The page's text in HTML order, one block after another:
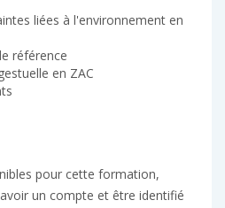
liées à l'environnement en
référence
en ZAC
pour cette formation,
un compte et être identifié